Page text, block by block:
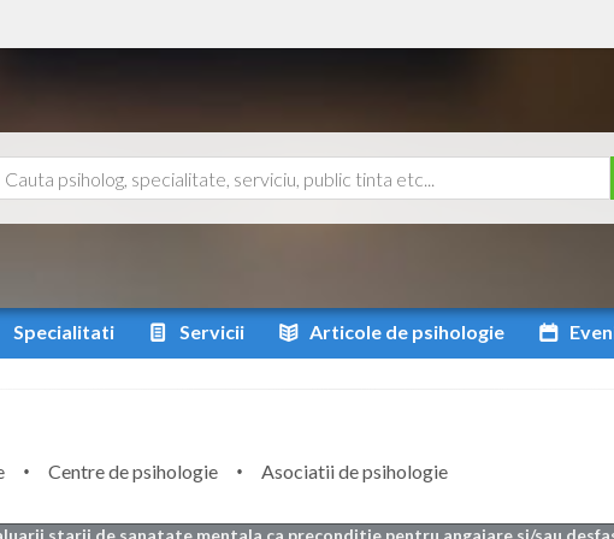
Specialitati Servicii Articole de psihologie
Centre de psihologie
Asociatii de psihologie
starii de sanatate mentala ca preconditie pentru angajare si/sau